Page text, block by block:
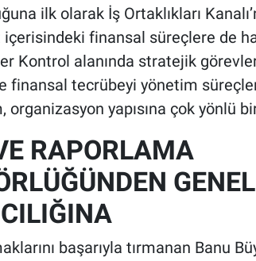
ilk olarak İş Ortaklıkları
içerisindeki finansal süreçlere de
Kontrol alanında stratejik
finansal tecrübeyi yönetim
yapısına çok yönlü
RAPORLAMA
başarıyla tırmanan Banu